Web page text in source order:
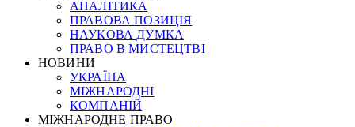
АНАЛІТИКА
ПРАВОВА ПОЗИЦІЯ
НАУКОВА ДУМКА
ПРАВО В МИСТЕЦТВІ
НОВИНИ
УКРАЇНА
МІЖНАРОДНІ
КОМПАНІЙ
МІЖНАРОДНЕ ПРАВО